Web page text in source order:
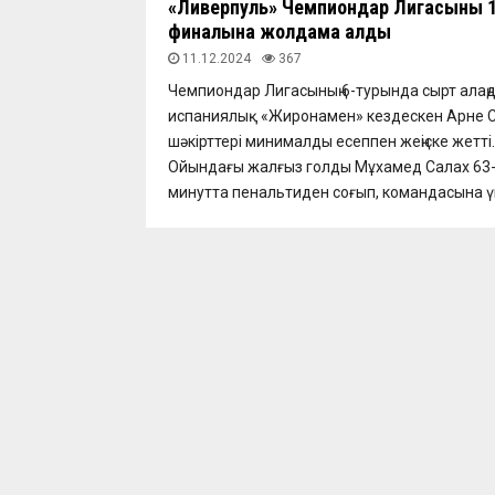
«Ливерпуль» Чемпиондар Лигасының
финалына жолдама алды
11.12.2024 367
Чемпиондар Лигасының 6-турында сырт
испаниялық «Жиронамен» кездескен Арне
шәкірттері минималды есеппен жеңіске жетті.
Ойындағы жалғыз голды Мұхамед Салах 63-
минутта пенальтиден соғып, командасына